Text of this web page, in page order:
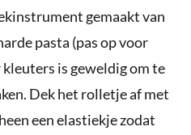
gemaakt van
pasta (pas op voor
is geweldig om te
Dek het rolletje af met
een elastiekje zodat